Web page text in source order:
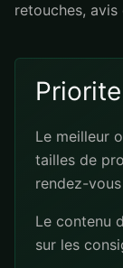
retouches,
Le meilleur
tailles de
rendez-
Le contenu
sur les